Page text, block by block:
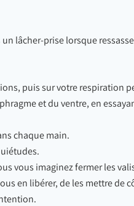
lâcher-prise lorsque
puis sur votre respiration
et du ventre, en
chaque main.
vous imaginez fermer les
en libérer, de les mettre de